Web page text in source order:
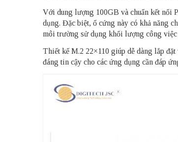
Với dung lượng 100GB và chuẩn kết nối
dụng. Đặc biệt, ổ cứng này có khả năng
môi trường sử dụng khối lượng công việc
Thiết kế M.2 22×110 giúp dễ dàng lắp
đáng tin cậy cho các ứng dụng cần đáp